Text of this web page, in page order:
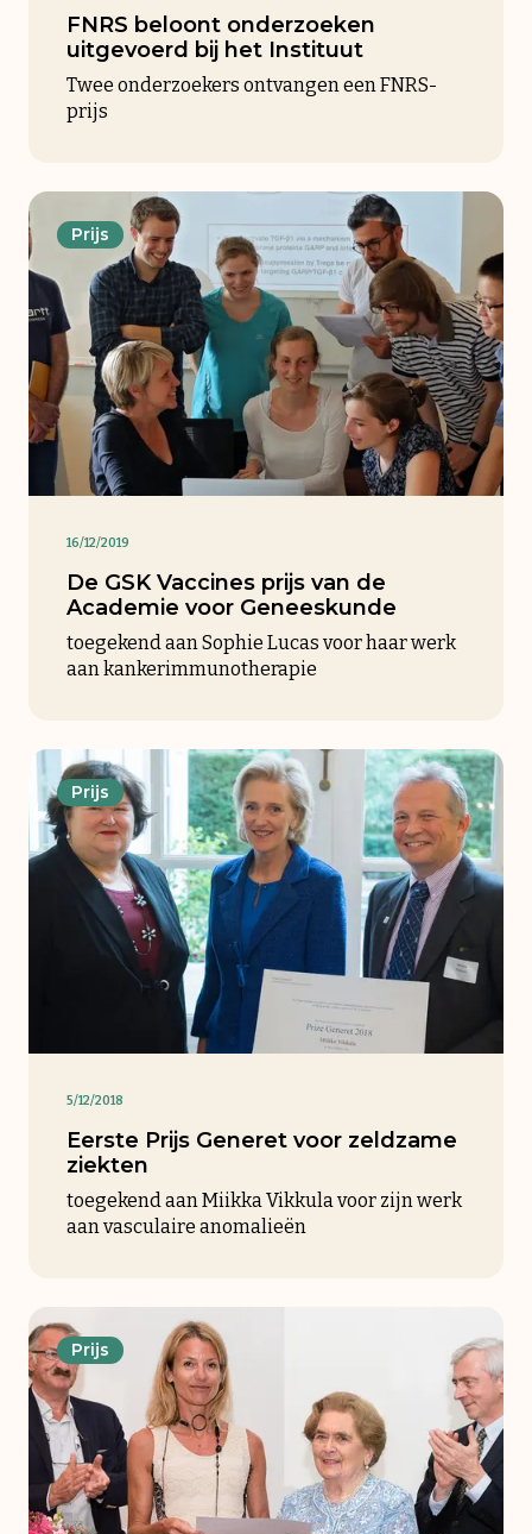
FNRS beloont onderzoeken
uitgevoerd bij het Instituut
Twee onderzoekers ontvangen een FNRS-
prijs
Prijs
16/12/2019
De GSK Vaccines prijs van de
Academie voor Geneeskunde
toegekend aan Sophie Lucas voor haar werk
aan kankerimmunotherapie
Prijs
5/12/2018
Eerste Prijs Generet voor zeldzame
ziekten
toegekend aan Miikka Vikkula voor zijn werk
aan vasculaire anomalieën
Prijs